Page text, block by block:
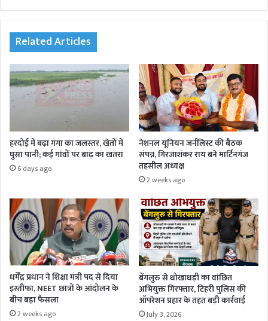
te
Related Articles
हरदोई में बढ़ा गंगा का जलस्तर, खेतों में
घुसा पानी; कई गांवों पर बाढ़ का खतरा
6 days ago
नेशनल यूनियन जर्नलिस्ट की बैठक
संपन्न, गिरजाशंकर राय बने मार्टिनगंज
तहसील अध्यक्ष
2 weeks ago
धर्मेंद्र प्रधान ने शिक्षा मंत्री पद से दिया
इस्तीफा, NEET छात्रों के आंदोलन के
बीच बड़ा फैसला
2 weeks ago
बेंगलुरु से धोखाधड़ी का वांछित
अभियुक्त गिरफ्तार, टिहरी पुलिस की
ऑपरेशन प्रहार के तहत बड़ी कार्रवाई
July 3, 2026